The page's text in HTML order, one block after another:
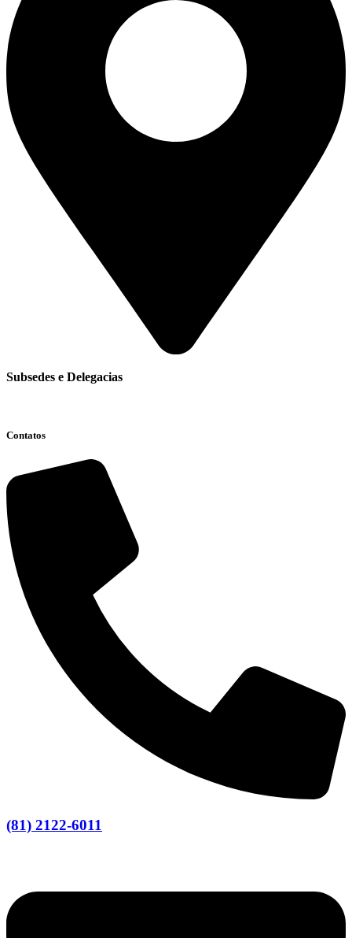
Subsedes e Delegacias
Contatos
(81) 2122-6011